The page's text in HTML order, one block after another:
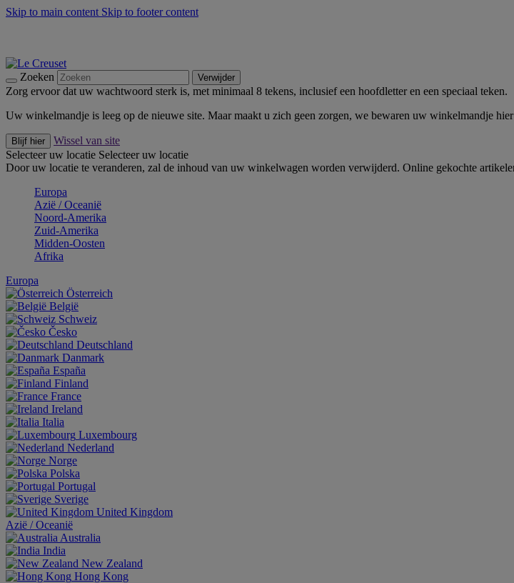
Skip to main content Skip to footer content
Zoeken Verwijder
Zorg ervoor dat uw wachtwoord sterk is, met minimaal 8 tekens, inclusief een hoofdletter en een speciaal teken.
Uw winkelmandje is leeg op de nieuwe site. Maar maakt u zich geen zorgen, we bewaren uw winkelmandje
Blijf hier
Wissel van site
Selecteer uw locatie Selecteer uw locatie
Door uw locatie te veranderen, zal de inhoud van uw winkelwagen worden verwijderd. Online gekochte
Europa
Aziё / Oceaniё
Noord-Amerika
Zuid-Amerika
Midden-Oosten
Afrika
Europa
Österreich
België
Schweiz
Česko
Deutschland
Danmark
España
Finland
France
Ireland
Italia
Luxembourg
Nederland
Norge
Polska
Portugal
Sverige
United Kingdom
Aziё / Oceaniё
Australia
India
New Zealand
Hong Kong